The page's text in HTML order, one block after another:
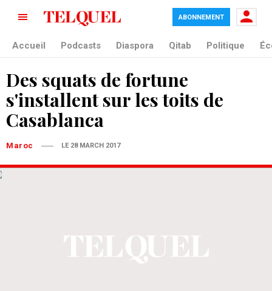
ABONNEMENT
Accueil Podcasts Diaspora Qitab Politique
Des squats de fortune
s'installent sur les toits de
Casablanca
Maroc LE 28 MARCH 2017